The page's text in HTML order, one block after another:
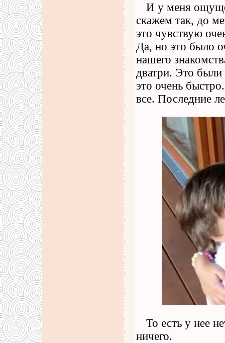
И у меня
скажем так, до
это чувствую
Да, но это было
нашего
дватри. Это
это очень
все. Последние
То есть у нее
ничего.